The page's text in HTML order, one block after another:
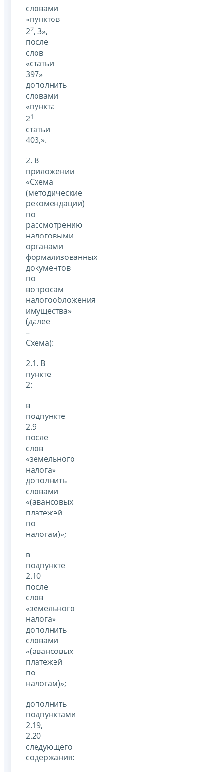
словами
«пунктов
22, 3»,
после
слов
«статьи
397»
дополнить
словами
«пункта
21
статьи
403,».
2. В
приложении
«Схема
(методические
рекомендации)
по
рассмотрению
налоговыми
органами
формализованных
документов
по
вопросам
налогообложения
имущества»
(далее
–
Схема):
2.1. В
пункте
2:
в
подпункте
2.9
после
слов
«земельного
налога»
дополнить
словами
«(авансовых
платежей
по
налогам)»;
в
подпункте
2.10
после
слов
«земельного
налога»
дополнить
словами
«(авансовых
платежей
по
налогам)»;
дополнить
подпунктами
2.19,
2.20
следующего
содержания: